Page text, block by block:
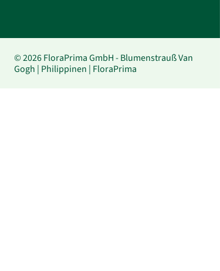
© 2026 FloraPrima GmbH - Blumenstrauß Van
Gogh | Philippinen | FloraPrima